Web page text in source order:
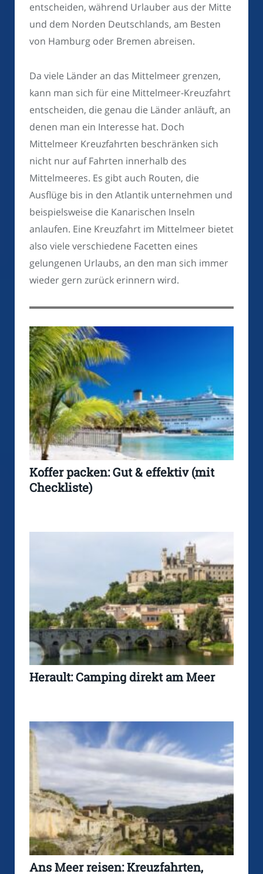
entscheiden, während Urlauber aus der Mitte
und dem Norden Deutschlands, am Besten
von Hamburg oder Bremen abreisen.
Da viele Länder an das Mittelmeer grenzen,
kann man sich für eine Mittelmeer-Kreuzfahrt
entscheiden, die genau die Länder anläuft, an
denen man ein Interesse hat. Doch
Mittelmeer Kreuzfahrten beschränken sich
nicht nur auf Fahrten innerhalb des
Mittelmeeres. Es gibt auch Routen, die
Ausflüge bis in den Atlantik unternehmen und
beispielsweise die Kanarischen Inseln
anlaufen. Eine Kreuzfahrt im Mittelmeer bietet
also viele verschiedene Facetten eines
gelungenen Urlaubs, an den man sich immer
wieder gern zurück erinnern wird.
Koffer packen: Gut & effektiv (mit
Checkliste)
Herault: Camping direkt am Meer
Ans Meer reisen: Kreuzfahrten,